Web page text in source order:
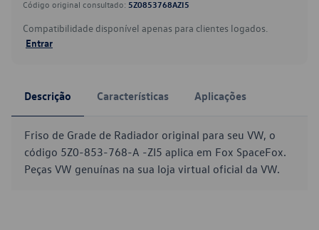
Código original consultado: 5Z0853768AZI5
Compatibilidade disponível apenas para clientes logados.
Entrar
Descrição Características Aplicações
Friso de Grade de Radiador original para seu VW, o
código 5Z0-853-768-A -ZI5 aplica em Fox SpaceFox.
Peças VW genuínas na sua loja virtual oficial da VW.